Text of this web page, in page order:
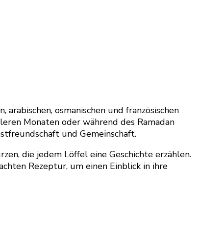
osmanischen und französischen
Monaten oder während des Ramadan
und Gemeinschaft.
die jedem Löffel eine Geschichte erzählen.
Rezeptur, um einen Einblick in ihre